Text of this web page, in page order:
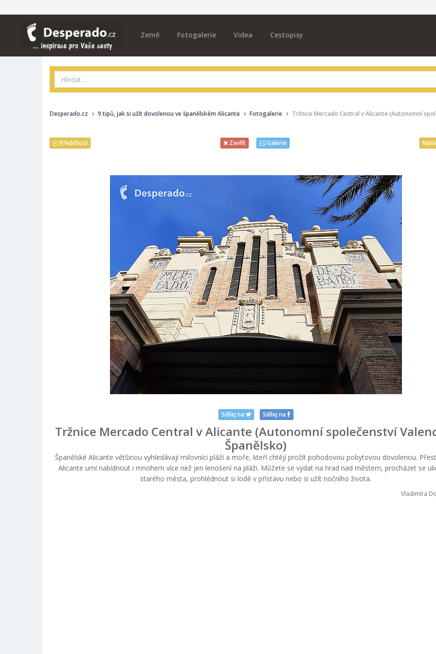
Země Fotogalerie Videa Cestopisy
Desperado.cz 9 tipů, jak si užít dovolenou ve španělském Alicante Fotogalerie Tržnice Mercado Central v Alicante (Autonomní
Předchozí Zavřít Galerie
Sdílej na Sdílej na
Tržnice Mercado Central v Alicante (Autonomní společenství
Španělsko)
Španělské Alicante většinou vyhledávají milovníci pláží a moře, kteří chtějí prožít pohodovou pobytovou dovolenou.
Alicante umí nabídnout i mnohem více než jen lenošení na pláži. Můžete se vydat na hrad nad městem, procházet se
starého města, prohlédnout si lodě v přístavu nebo si užít nočního života.
Vladimíra